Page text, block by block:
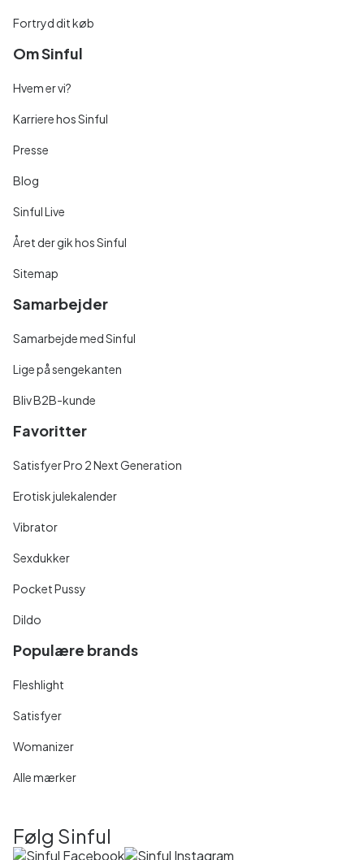
Fortryd dit køb
Om Sinful
Hvem er vi?
Karriere hos Sinful
Presse
Blog
Sinful Live
Året der gik hos Sinful
Sitemap
Samarbejder
Samarbejde med Sinful
Lige på sengekanten
Bliv B2B-kunde
Favoritter
Satisfyer Pro 2 Next Generation
Erotisk julekalender
Vibrator
Sexdukker
Pocket Pussy
Dildo
Populære brands
Fleshlight
Satisfyer
Womanizer
Alle mærker
Følg Sinful